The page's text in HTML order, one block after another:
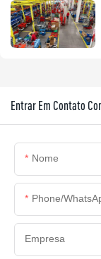
Entrar Em Contato
Nome
Phone/
Empresa